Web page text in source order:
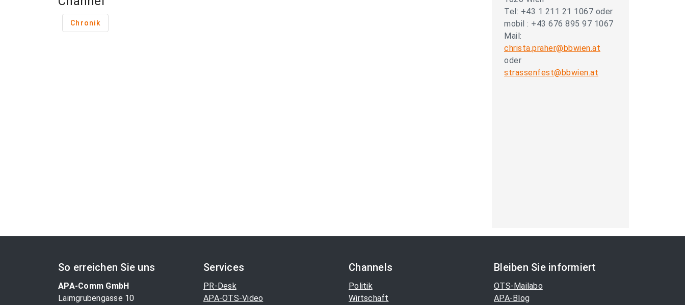
Chronik
Tel: +43 1 211 21 1067 oder
mobil : +43 676 895 97 1067
Mail:
christa.praher@bbwien.at
oder
strassenfest@bbwien.at
So erreichen Sie uns
APA-Comm GmbH
Laimgrubengasse 10
Services
PR-Desk
APA-OTS-Video
Channels
Politik
Wirtschaft
Bleiben Sie informiert
OTS-Mailabo
APA-Blog